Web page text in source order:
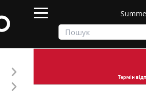
Термін